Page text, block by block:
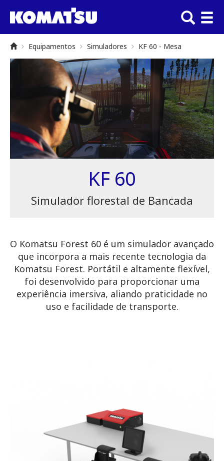
Equipamentos Simuladores KF 60 - Mesa
KF 60
Simulador florestal de Bancada
O Komatsu Forest 60 é um simulador avançado
que incorpora a mais recente tecnologia da
Komatsu Forest. Portátil e altamente flexível,
foi desenvolvido para proporcionar uma
experiência imersiva, aliando praticidade no
uso e facilidade de transporte.